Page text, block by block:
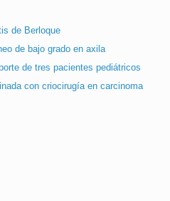
de Berloque
de bajo grado en axila
de tres pacientes pediátricos
con criocirugía en carcinoma